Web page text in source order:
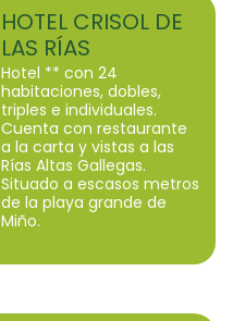
HOTEL CRISOL DE
LAS RÍAS
Hotel ** con 24
habitaciones, dobles,
triples e individuales.
Cuenta con restaurante
a la carta y vistas a las
Rías Altas Gallegas.
Situado a escasos metros
de la playa grande de
Miño.